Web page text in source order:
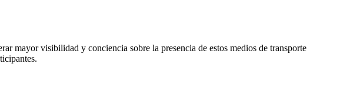
mayor visibilidad y conciencia sobre la presencia de estos medios de transporte